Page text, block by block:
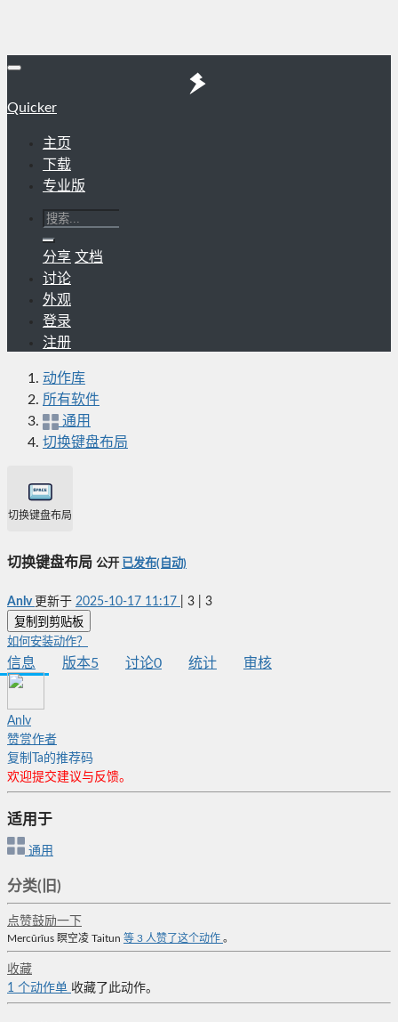
Quicker
主页
下载
专业版
分享 文档
讨论
外观
登录
注册
动作库
所有软件
通用
切换键盘布局
切换键盘布局
切换键盘布局 公开 已发布(自动)
Anlv 更新于 2025-10-17 11:17 3 3
复制到剪贴板
如何安装动作？
信息 版本5 讨论0 统计 审核
Anlv
赞赏作者
复制Ta的推荐码
欢迎提交建议与反馈。
适用于
通用
分类(旧)
点赞鼓励一下
Mercŭrĭus 瞑空凌 Taitun 等 3 人赞了这个动作 。
收藏
1 个动作单 收藏了此动作。